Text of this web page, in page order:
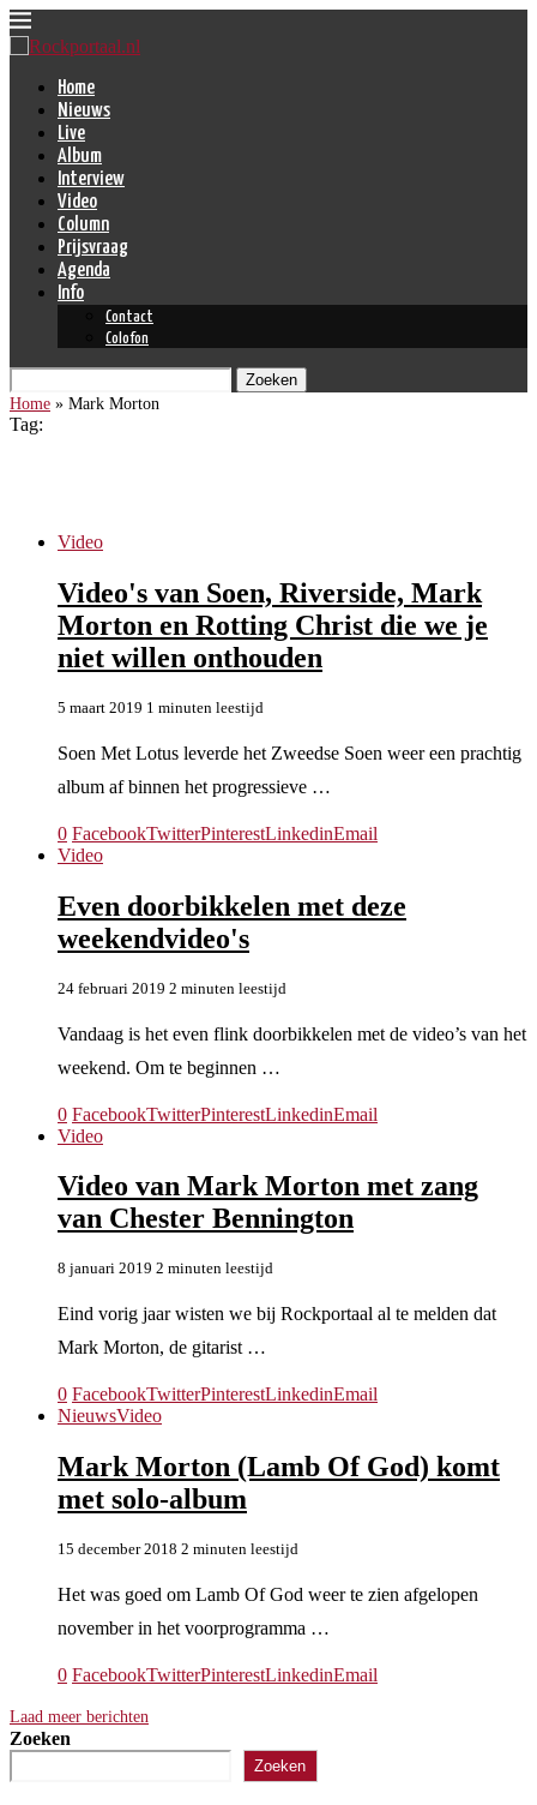
Home
Nieuws
Live
Album
Interview
Video
Column
Prijsvraag
Agenda
Info
Contact
Colofon
Zoeken
Home » Mark Morton
Tag:
Video
Video's van Soen, Riverside, Mark
Morton en Rotting Christ die we je
niet willen onthouden
5 maart 2019 1 minuten leestijd
Soen Met Lotus leverde het Zweedse Soen weer een prachtig
album af binnen het progressieve …
0 FacebookTwitterPinterestLinkedinEmail
Video
Even doorbikkelen met deze
weekendvideo's
24 februari 2019 2 minuten leestijd
Vandaag is het even flink doorbikkelen met de video’s van het
weekend. Om te beginnen …
0 FacebookTwitterPinterestLinkedinEmail
Video
Video van Mark Morton met zang
van Chester Bennington
8 januari 2019 2 minuten leestijd
Eind vorig jaar wisten we bij Rockportaal al te melden dat
Mark Morton, de gitarist …
0 FacebookTwitterPinterestLinkedinEmail
NieuwsVideo
Mark Morton (Lamb Of God) komt
met solo-album
15 december 2018 2 minuten leestijd
Het was goed om Lamb Of God weer te zien afgelopen
november in het voorprogramma …
0 FacebookTwitterPinterestLinkedinEmail
Laad meer berichten
Zoeken
Zoeken